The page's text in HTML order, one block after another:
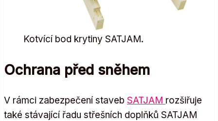
Kotvící bod krytiny SATJAM.
Ochrana před sněhem
V rámci zabezpečení staveb SATJAM rozšiřuje
také stávající řadu střešních doplňků SATJAM